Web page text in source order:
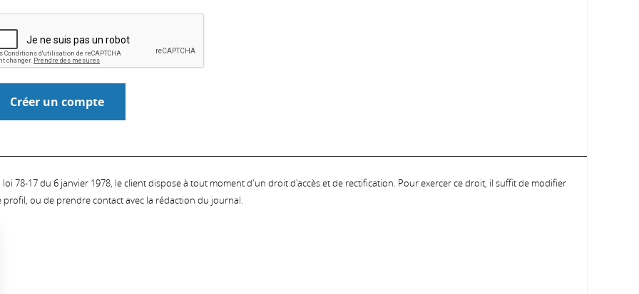
78-17 du 6 janvier 1978, le client dispose à tout moment d'un droit d'accès et de rectification. Pour exercer ce droit, il suffit de modifier
ou de prendre contact avec la rédaction du journal.